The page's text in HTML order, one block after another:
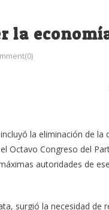
la
la eliminación de
Octavo Congreso del
autoridades de
surgió la necesidad de